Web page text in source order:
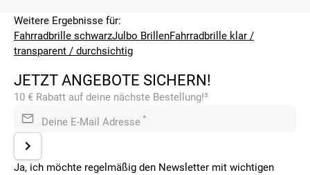
Weitere Ergebnisse für:
Fahrradbrille schwarzJulbo BrillenFahrradbrille klar /
transparent / durchsichtig
JETZT ANGEBOTE SICHERN!
10 € Rabatt auf deine nächste Bestellung!³
Deine E-Mail Adresse *
Ja, ich möchte regelmäßig den Newsletter mit wichtigen